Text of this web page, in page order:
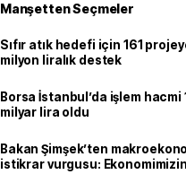
Manşetten Seçmeler
Sıfır atık hedefi için 161
milyon liralık destek
Borsa İstanbul’da işlem hacmi
milyar lira oldu
Bakan Şimşek’ten
istikrar vurgusu: Ekonomimizin